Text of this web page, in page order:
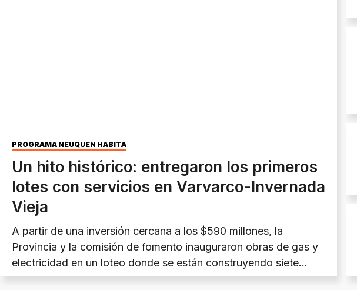
PROGRAMA NEUQUÉN HABITA
Un hito histórico: entregaron los primeros
lotes con servicios en Varvarco-Invernada
Vieja
A partir de una inversión cercana a los $590 millones, la
Provincia y la comisión de fomento inauguraron obras de gas y
electricidad en un loteo donde se están construyendo siete
viviendas. Además, se firmaron convenios para hacer